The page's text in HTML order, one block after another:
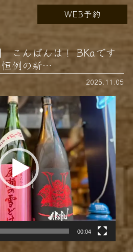
WEB予約
こんばんは！ BKaです
例の新…
2025.11.05
00:04